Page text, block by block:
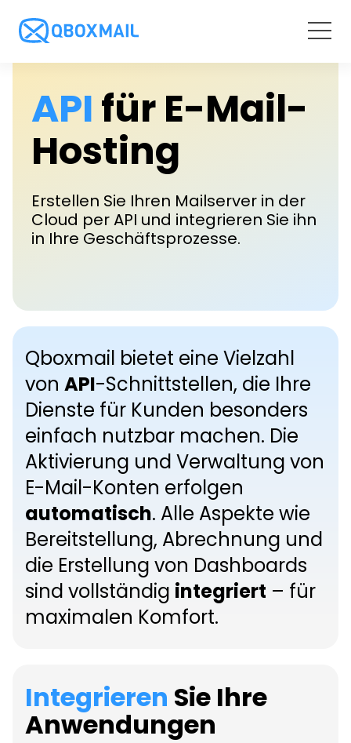
Email Hosting
Control Panel
Mail Time Machine
Email Delivery
Email Delivery
Zusatzleistungen
Importe und Migrationen
E-Mail-Log-Analyse
White Label
Mehrstufiges Control Panel
Account Takeover Protection
Für Wiederverkäufer
Für Unternehmen
Für Hosting Provider
Unsere Ressourcen
Toolbox
Status Page
Dokumentation
Vollständige Dokumentation
Anpassungen
Abrechnung
Konfigurationen
Webmail
PREISE
Preise für Unternehmen
Email Delivery
Preise für E-Mail Delivery
Control Panel
Email Archive
Mail Time Machine
Kundenbereich
UNTERNEHMEN
Kontakt
Über uns
Karriere
SPRACHE
DE
EN
FR
IT
APIfür E-Mail-
Hosting
Erstellen Sie Ihren Mailserver in der
Cloud per API und integrieren Sie ihn
in Ihre Geschäftsprozesse.
Qboxmail bietet eine Vielzahl
von API-Schnittstellen, die Ihre
Dienste für Kunden besonders
einfach nutzbar machen. Die
Aktivierung und Verwaltung von
E-Mail-Konten erfolgen
automatisch. Alle Aspekte wie
Bereitstellung, Abrechnung und
die Erstellung von Dashboards
sind vollständig integriert – für
maximalen Komfort.
Integrieren Sie Ihre
Anwendungen